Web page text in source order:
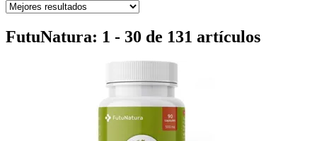
FutuNatura: 1 - 30 de 131 artículos